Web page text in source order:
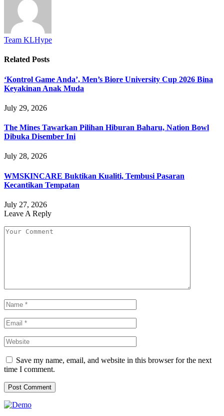
Team KLHype
Related Posts
‘Kontrol Game Anda’, Men’s Biore University Cup 2026 Bina
Keyakinan Anak Muda
July 29, 2026
The Mines Tawarkan Pilihan Hiburan Baharu, Nation Bowl
Dibuka Disember Ini
July 28, 2026
WMSKINCARE Buktikan Kualiti, Tembusi Pasaran
Kecantikan Tempatan
July 27, 2026
Leave A Reply
Save my name, email, and website in this browser for the next
time I comment.